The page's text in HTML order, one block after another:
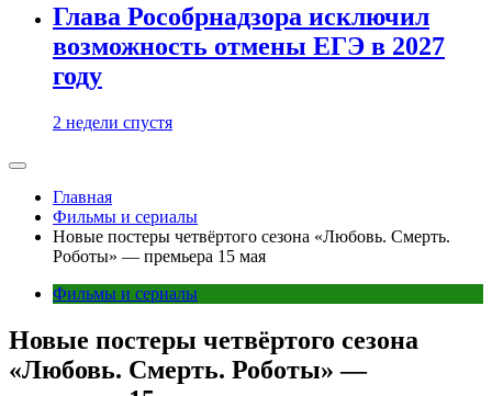
Глава Рособрнадзора исключил
возможность отмены ЕГЭ в 2027
году
2 недели спустя
Главная
Фильмы и сериалы
Новые постеры четвёртого сезона «Любовь. Смерть.
Роботы» — премьера 15 мая
Фильмы и сериалы
Новые постеры четвёртого сезона
«Любовь. Смерть. Роботы» —